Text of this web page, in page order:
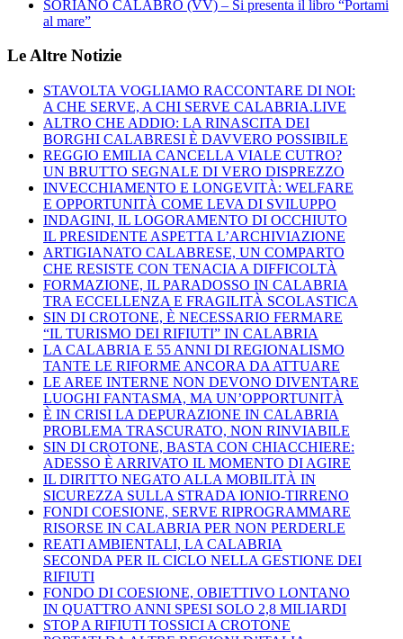
SORIANO CALABRO (VV) – Si presenta il libro “Portami
al mare”
Le Altre Notizie
STAVOLTA VOGLIAMO RACCONTARE DI NOI:
A CHE SERVE, A CHI SERVE CALABRIA.LIVE
ALTRO CHE ADDIO: LA RINASCITA DEI
BORGHI CALABRESI È DAVVERO POSSIBILE
REGGIO EMILIA CANCELLA VIALE CUTRO?
UN BRUTTO SEGNALE DI VERO DISPREZZO
INVECCHIAMENTO E LONGEVITÀ: WELFARE
E OPPORTUNITÀ COME LEVA DI SVILUPPO
INDAGINI, IL LOGORAMENTO DI OCCHIUTO
IL PRESIDENTE ASPETTA L’ARCHIVIAZIONE
ARTIGIANATO CALABRESE, UN COMPARTO
CHE RESISTE CON TENACIA A DIFFICOLTÀ
FORMAZIONE, IL PARADOSSO IN CALABRIA
TRA ECCELLENZA E FRAGILITÀ SCOLASTICA
SIN DI CROTONE, È NECESSARIO FERMARE
“IL TURISMO DEI RIFIUTI” IN CALABRIA
LA CALABRIA E 55 ANNI DI REGIONALISMO
TANTE LE RIFORME ANCORA DA ATTUARE
LE AREE INTERNE NON DEVONO DIVENTARE
LUOGHI FANTASMA, MA UN’OPPORTUNITÀ
È IN CRISI LA DEPURAZIONE IN CALABRIA
PROBLEMA TRASCURATO, NON RINVIABILE
SIN DI CROTONE, BASTA CON CHIACCHIERE:
ADESSO È ARRIVATO IL MOMENTO DI AGIRE
IL DIRITTO NEGATO ALLA MOBILITÀ IN
SICUREZZA SULLA STRADA IONIO-TIRRENO
FONDI COESIONE, SERVE RIPROGRAMMARE
RISORSE IN CALABRIA PER NON PERDERLE
REATI AMBIENTALI, LA CALABRIA
SECONDA PER IL CICLO NELLA GESTIONE DEI
RIFIUTI
FONDO DI COESIONE, OBIETTIVO LONTANO
IN QUATTRO ANNI SPESI SOLO 2,8 MILIARDI
STOP A RIFIUTI TOSSICI A CROTONE